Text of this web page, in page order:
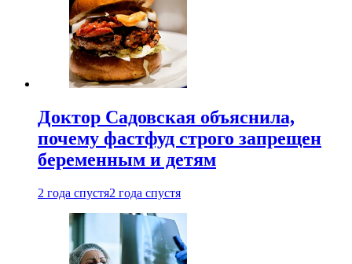
Доктор Садовская объяснила,
почему фастфуд строго запрещен
беременным и детям
2 года спустя2 года спустя